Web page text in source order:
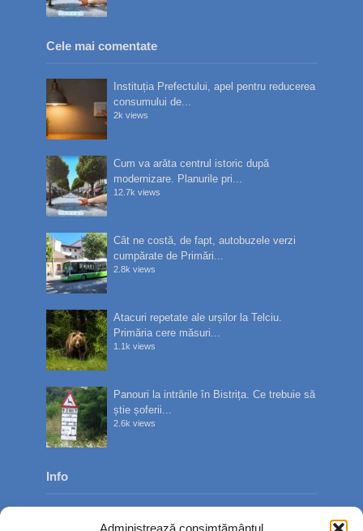
Cele mai comentate
Instituția Prefectului, apel pentru reducerea
consumului de...
2k views
Cum va arăta centrul istoric după
modernizare. Planurile pri...
12.7k views
Cât ne costă, de fapt, autobuzele verzi
cumpărate de Primări...
2.8k views
Atacuri repetate ale urșilor la Telciu.
Primăria cere măsuri...
1.1k views
Panouri la intrările în Bistrița. Ce trebuie să
știe șoferii...
2.6k views
Info